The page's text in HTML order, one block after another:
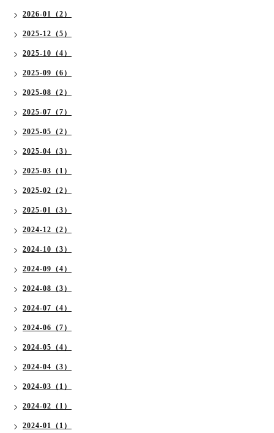
2026-01（2）
2025-12（5）
2025-10（4）
2025-09（6）
2025-08（2）
2025-07（7）
2025-05（2）
2025-04（3）
2025-03（1）
2025-02（2）
2025-01（3）
2024-12（2）
2024-10（3）
2024-09（4）
2024-08（3）
2024-07（4）
2024-06（7）
2024-05（4）
2024-04（3）
2024-03（1）
2024-02（1）
2024-01（1）